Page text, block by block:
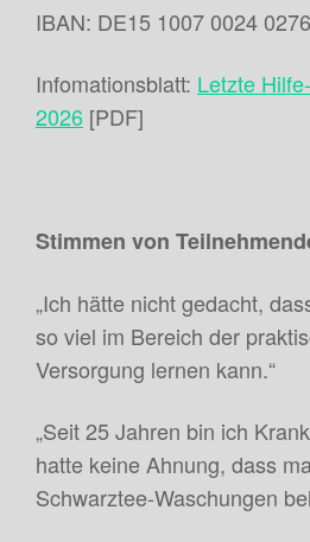
IBAN: DE15 1007 0024
Infomationsblatt: Letzte
2026 [PDF]
Stimmen von
„Ich hätte nicht gedacht,
so viel im Bereich der
Versorgung lernen kann.“
„Seit 25 Jahren bin ich
hatte keine Ahnung, dass
Schwarztee-Waschungen